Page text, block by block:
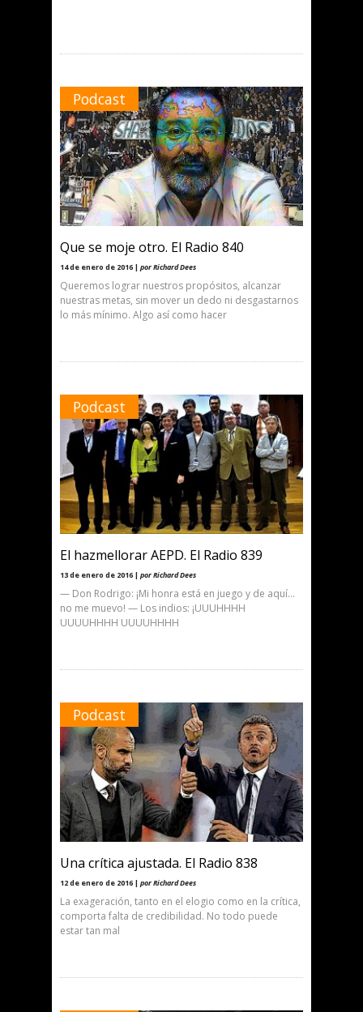
Podcast
Que se moje otro. El Radio 840
14 de enero de 2016 | por Richard Dees
Queremos lograr nuestros propósitos, alcanzar
nuestras metas, sin mover un dedo ni desgastarnos
lo más mínimo. Algo así como hacer
Podcast
El hazmellorar AEPD. El Radio 839
13 de enero de 2016 | por Richard Dees
— Don Rodrigo: ¡Mi honra está en juego y de aquí…
no me muevo! — Los indios: ¡UUUHHHH
UUUUHHHH UUUUHHHH
Podcast
Una crítica ajustada. El Radio 838
12 de enero de 2016 | por Richard Dees
La exageración, tanto en el elogio como en la crítica,
comporta falta de credibilidad. No todo puede
estar tan mal